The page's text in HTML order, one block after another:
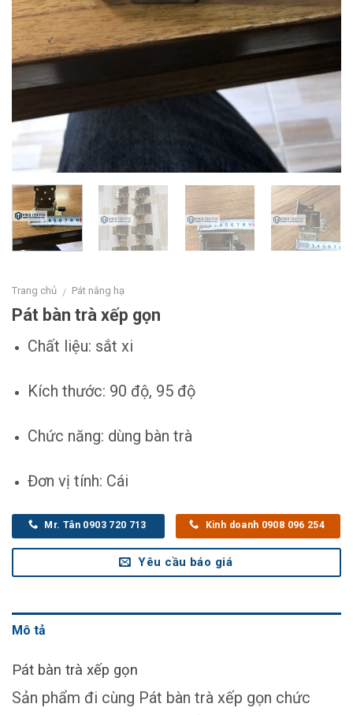
Trang chủ / Pát nâng hạ
Pát bàn trà xếp gọn
Chất liệu: sắt xi
Kích thước: 90 độ, 95 độ
Chức năng: dùng bàn trà
Đơn vị tính: Cái
Mr. Tân 0903 720 713 Kinh doanh 0908 096 254
Yêu cầu báo giá
Mô tả
Pát bàn trà xếp gọn
Sản phẩm đi cùng Pát bàn trà xếp gọn chức